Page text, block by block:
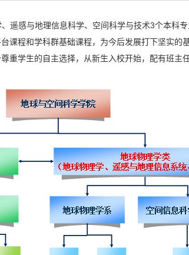
遥感与地理信息科学、空间科学与技术3个本科
课程和学科群基础课程，为今后发展打下坚实的
重学生的自主选择，从新生入校开始，配有班主